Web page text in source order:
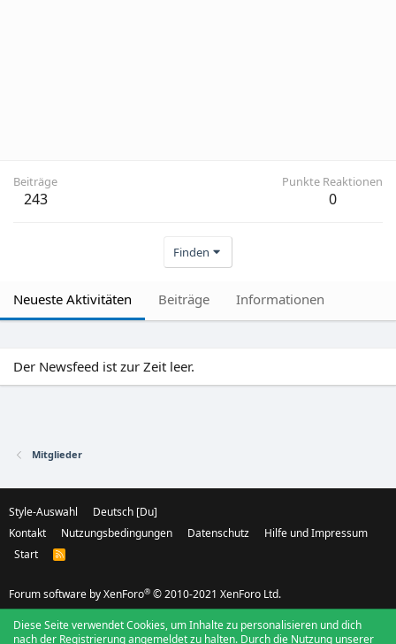
Beiträge
243
Punkte Reaktionen
0
Finden
Neueste Aktivitäten Beiträge Informationen
Der Newsfeed ist zur Zeit leer.
Mitglieder
Style-Auswahl
Deutsch [Du]
Kontakt
Nutzungsbedingungen Datenschutz
Hilfe und Impressum
Start
R
S
Forum software by XenForo® © 2010-2021 XenForo Ltd.
Diese Seite verwendet Cookies, um Inhalte zu personalisieren und dich
nach der Registrierung angemeldet zu halten. Durch die Nutzung unserer